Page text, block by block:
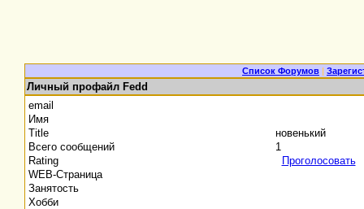
Список Форумов |
Личный профайл Fedd
email
Имя
Title
новенький
Всего сообщений
1
Rating
Проголосовать
WEB-Страница
Занятость
Хобби